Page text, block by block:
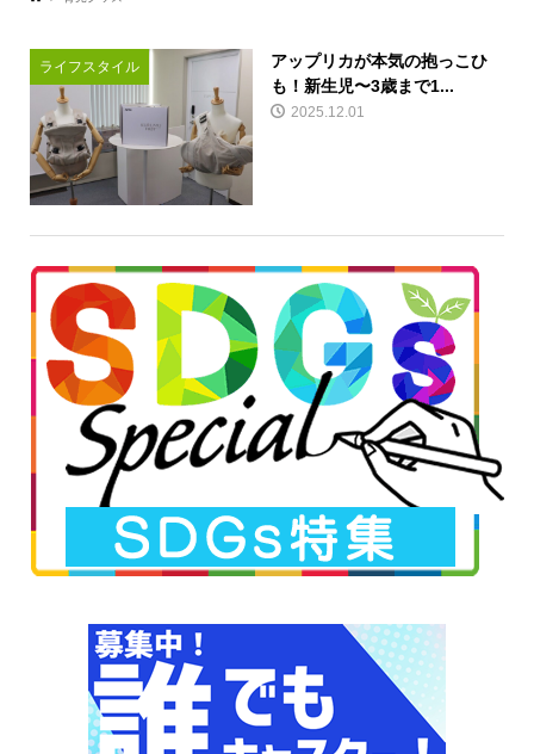
ライフスタイル
アップリカが本気の抱っこひ
も！新生児〜3歳まで1...
2025.12.01